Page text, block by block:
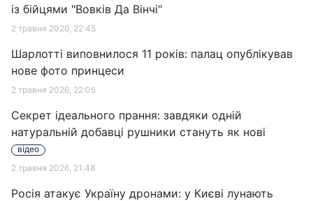
із бійцями "Вовків Да Вінчі"
2 травня 2026, 22:45
Шарлотті виповнилося 11 років: палац опублікував
нове фото принцеси
2 травня 2026, 22:05
Секрет ідеального прання: завдяки одній
натуральній добавці рушники стануть як нові
відео
2 травня 2026, 21:48
Росія атакує Україну дронами: у Києві лунають